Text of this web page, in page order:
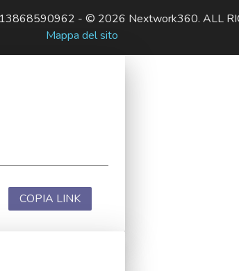
- © 2026 Nextwork360. ALL
Mappa del sito
COPIA LINK